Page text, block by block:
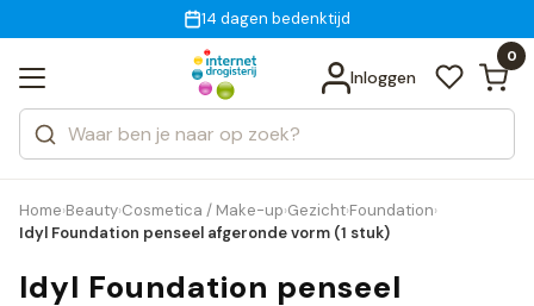
voor 18:00 uur besteld
Gratis bezorging
14 dagen bedenktijd
Inloggen
0
Zoeken
Categorieën
Merken
Bekijk alle resultaten
Home›Beauty›Cosmetica / Make-up›Gezicht›Foundation›
Idyl Foundation penseel afgeronde vorm (1 stuk)
Idyl Foundation penseel